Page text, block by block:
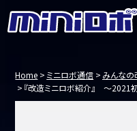
Home ミニロボ通信
みんなの
『改造ミニロボ紹介』 ～